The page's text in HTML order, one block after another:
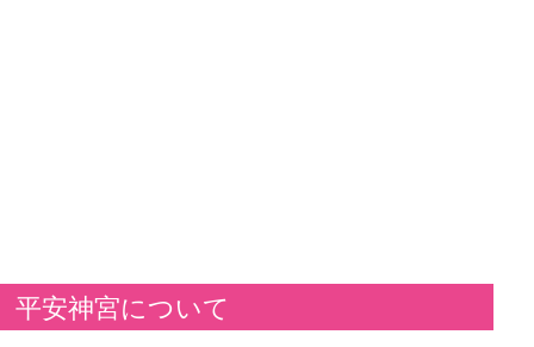
平安神宮について